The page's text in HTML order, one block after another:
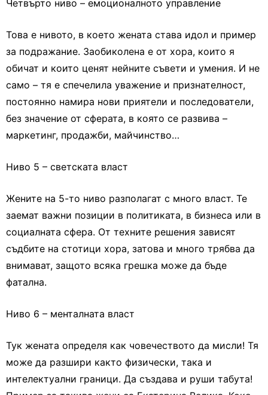
Четвърто ниво – емоционалното управление
Това е нивото, в което жената става идол и пример
за подражание. Заобиколена е от хора, които я
обичат и които ценят нейните съвети и умения. И не
само – тя е спечелила уважение и признателност,
постоянно намира нови приятели и последователи,
без значение от сферата, в която се развива –
маркетинг, продажби, майчинство…
Ниво 5 – светската власт
Жените на 5-то ниво разполагат с много власт. Те
заемат важни позиции в политиката, в бизнеса или в
социалната сфера. От техните решения зависят
съдбите на стотици хора, затова и много трябва да
внимават, защото всяка грешка може да бъде
фатална.
Ниво 6 – менталната власт
Тук жената определя как човечеството да мисли! Тя
може да разшири както физически, така и
интелектуални граници. Да създава и руши табута!